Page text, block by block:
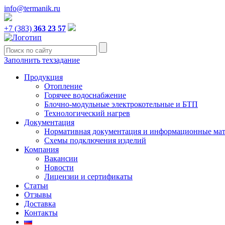
info@termanik.ru
+7 (383) 363 23 57
Заполнить техзадание
Продукция
Отопление
Горячее водоснабжение
Блочно-модульные электрокотельные и БТП
Технологический нагрев
Документация
Нормативная документация и информационные
Схемы подключения изделий
Компания
Вакансии
Новости
Лицензии и сертификаты
Статьи
Отзывы
Доставка
Контакты